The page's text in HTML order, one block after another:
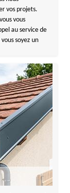
vos projets.
vous
au service de
soyez un